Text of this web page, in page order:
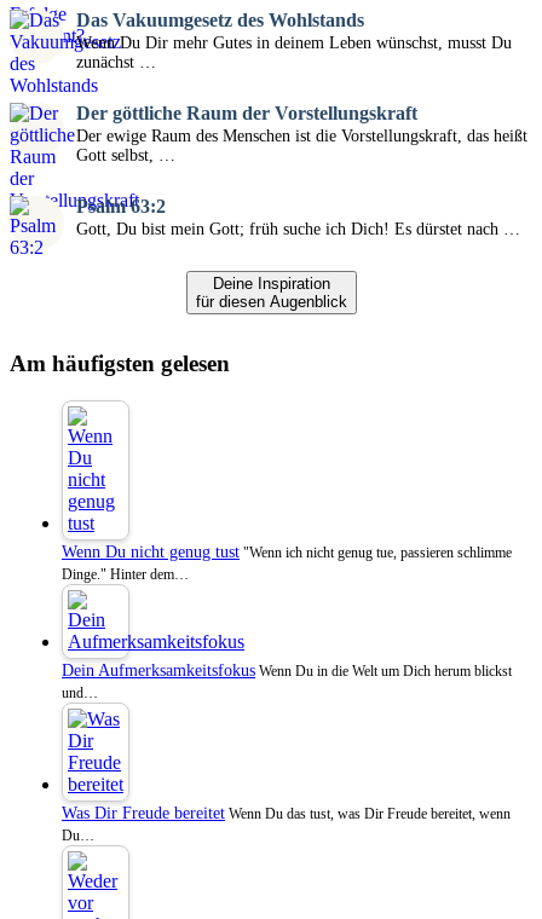
Das Vakuumgesetz des Wohlstands
Wenn Du Dir mehr Gutes in deinem Leben wünschst, musst Du
zunächst …
Der göttliche Raum der Vorstellungskraft
Der ewige Raum des Menschen ist die Vorstellungskraft, das heißt
Gott selbst, …
Psalm 63:2
Gott, Du bist mein Gott; früh suche ich Dich! Es dürstet nach …
Deine Inspiration
für diesen Augenblick
Am häufigsten gelesen
Wenn Du nicht genug tust "Wenn ich nicht genug tue, passieren schlimme
Dinge." Hinter dem…
Dein Aufmerksamkeitsfokus Wenn Du in die Welt um Dich herum blickst
und…
Was Dir Freude bereitet Wenn Du das tust, was Dir Freude bereitet, wenn
Du…